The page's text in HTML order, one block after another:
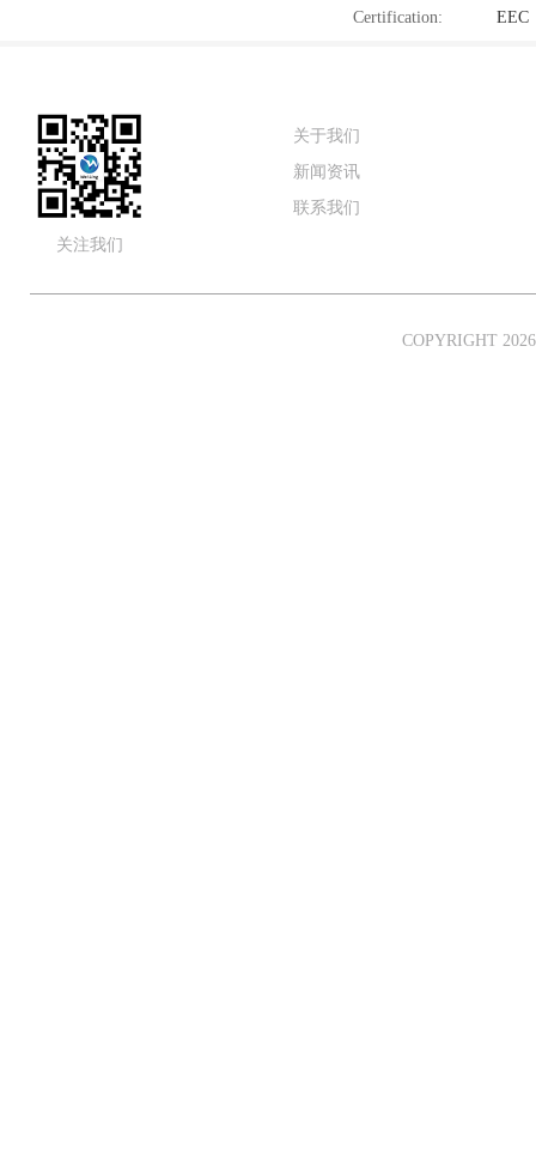
Certification: EEC
关注我们
关于我们
新闻资讯
联系我们
COPYRIGHT